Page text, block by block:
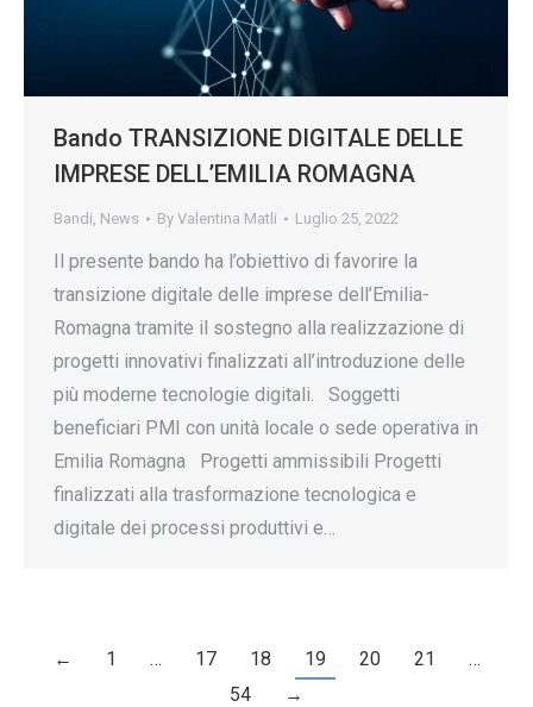
Bando TRANSIZIONE DIGITALE DELLE
IMPRESE DELL’EMILIA ROMAGNA
Bandi, News By Valentina Matli Luglio 25, 2022
Il presente bando ha l’obiettivo di favorire la
transizione digitale delle imprese dell’Emilia-
Romagna tramite il sostegno alla realizzazione di
progetti innovativi finalizzati all’introduzione delle
più moderne tecnologie digitali. Soggetti
beneficiari PMI con unità locale o sede operativa in
Emilia Romagna Progetti ammissibili Progetti
finalizzati alla trasformazione tecnologica e
digitale dei processi produttivi e…
← 1 … 17 18 19 20 21
…
54
→